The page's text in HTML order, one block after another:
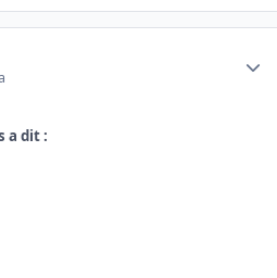
a dit :